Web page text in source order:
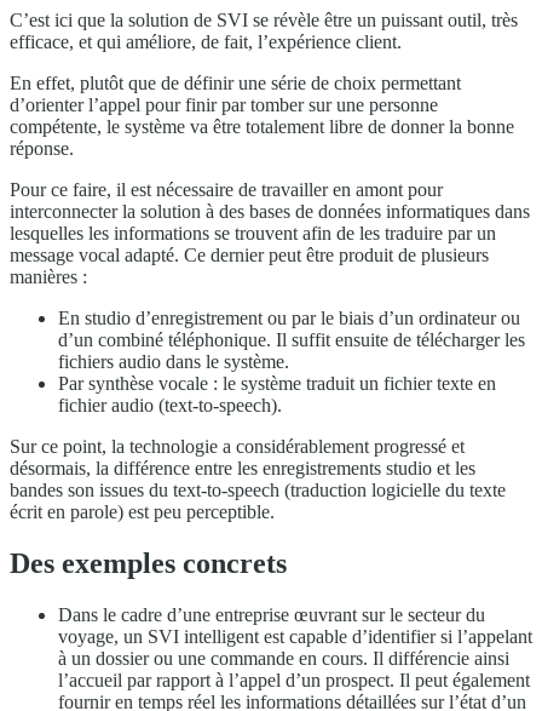
C’est ici que la solution de SVI se révèle être un puissant outil, très
efficace, et qui améliore, de fait, l’expérience client.
En effet, plutôt que de définir une série de choix permettant
d’orienter l’appel pour finir par tomber sur une personne
compétente, le système va être totalement libre de donner la bonne
réponse.
Pour ce faire, il est nécessaire de travailler en amont pour
interconnecter la solution à des bases de données informatiques dans
lesquelles les informations se trouvent afin de les traduire par un
message vocal adapté. Ce dernier peut être produit de plusieurs
manières :
En studio d’enregistrement ou par le biais d’un ordinateur ou
d’un combiné téléphonique. Il suffit ensuite de télécharger les
fichiers audio dans le système.
Par synthèse vocale : le système traduit un fichier texte en
fichier audio (text-to-speech).
Sur ce point, la technologie a considérablement progressé et
désormais, la différence entre les enregistrements studio et les
bandes son issues du text-to-speech (traduction logicielle du texte
écrit en parole) est peu perceptible.
Des exemples concrets
Dans le cadre d’une entreprise œuvrant sur le secteur du
voyage, un SVI intelligent est capable d’identifier si l’appelant
à un dossier ou une commande en cours. Il différencie ainsi
l’accueil par rapport à l’appel d’un prospect. Il peut également
fournir en temps réel les informations détaillées sur l’état d’un